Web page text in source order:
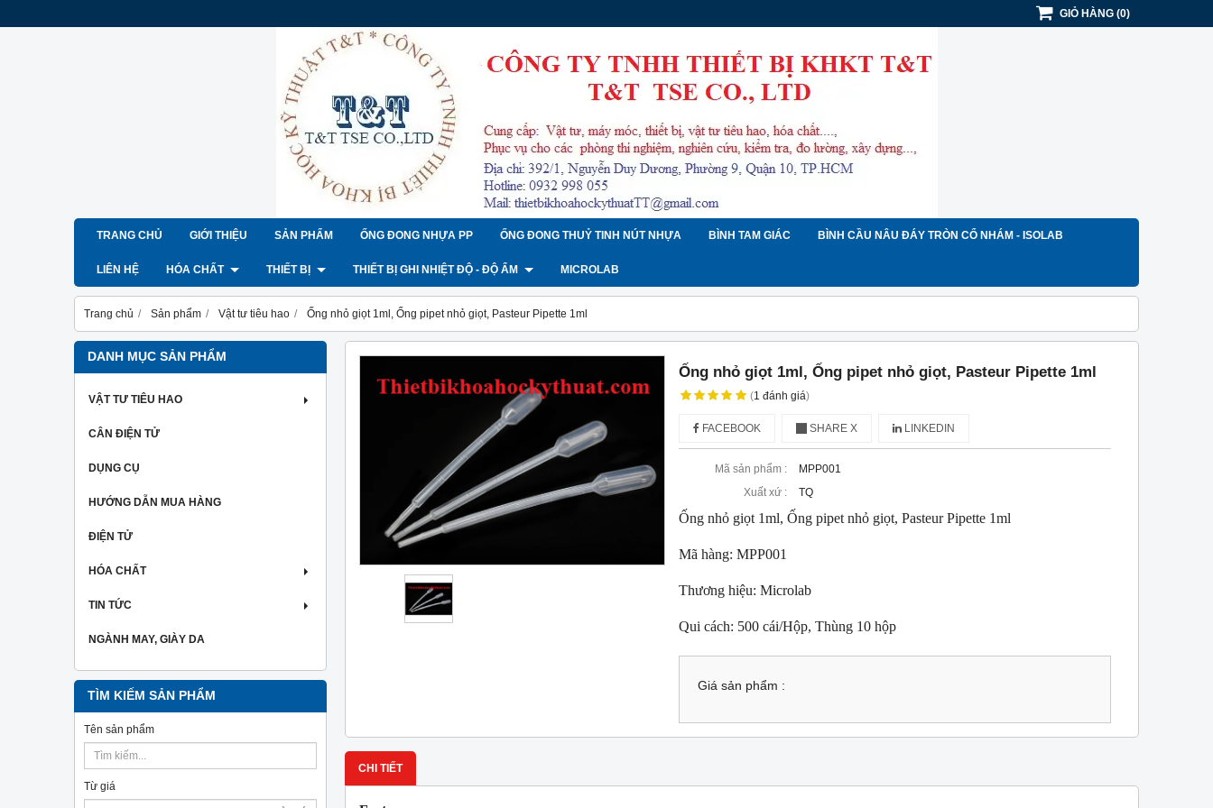
GIỎ HÀNG (0)
TRANG CHỦ GIỚI THIỆU SẢN PHẨM ỐNG ĐONG NHỰA PP ỐNG ĐONG THUỶ TINH NÚT NHỰA BÌNH TAM GIÁC BÌNH CẦU NÂU ĐÁY TRÒN CỔ NHÁM - ISOLAB
LIÊN HỆ HÓA CHẤT THIẾT BỊ THIẾT BỊ GHI NHIỆT ĐỘ - ĐỘ ẨM MICROLAB
Trang chủ Sản phẩm Vật tư tiêu hao Ống nhỏ giọt 1ml, Ống pipet nhỏ giọt, Pasteur Pipette 1ml
DANH MỤC SẢN PHẨM
VẬT TƯ TIÊU HAO
CÂN ĐIỆN TỬ
DỤNG CỤ
HƯỚNG DẪN MUA HÀNG
ĐIỆN TỬ
HÓA CHẤT
TIN TỨC
NGÀNH MAY, GIÀY DA
TÌM KIẾM SẢN PHẨM
Tên sản phẩm
Từ giá
Ống nhỏ giọt 1ml, Ống pipet nhỏ giọt, Pasteur Pipette 1ml
(1đánh giá)
FACEBOOK SHARE X LINKEDIN
Mã sản phẩm :
MPP001
Xuất xứ :
TQ
Ống nhỏ giọt 1ml, Ống pipet nhỏ giọt, Pasteur Pipette 1ml
Mã hàng: MPP001
Thương hiệu: Microlab
Qui cách: 500 cái/Hộp, Thùng 10 hộp
Giá sản phẩm :
CHI TIẾT